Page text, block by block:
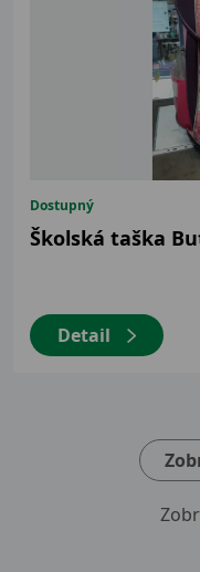
Dostupný
Školská taška
Detail